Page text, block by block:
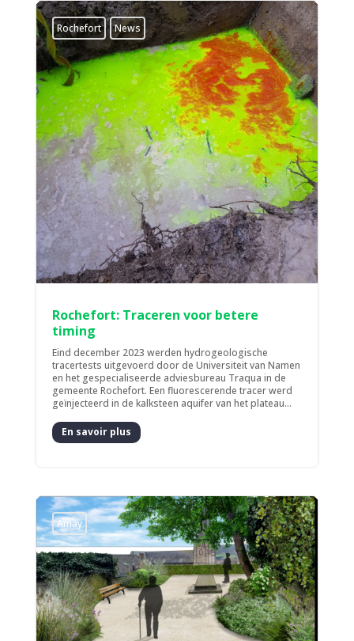
Rochefort News
Rochefort: Traceren voor betere
timing
Eind december 2023 werden hydrogeologische
tracertests uitgevoerd door de Universiteit van Namen
en het gespecialiseerde adviesbureau Traqua in de
gemeente Rochefort. Een fluorescerende tracer werd
geïnjecteerd in de kalksteen aquifer van het plateau...
En savoir plus
Amay